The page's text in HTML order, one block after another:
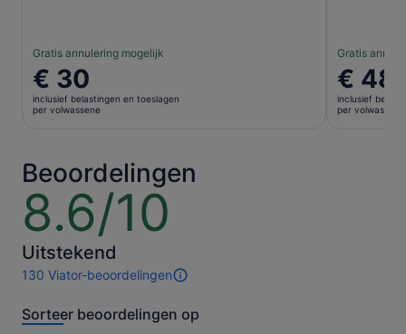
Gratis annulering mogelijk
De
prijs
is
volwassene
€ 30
inclusief belastingen en toeslagen
per volwassene
Gratis
De
prijs
is
€ 48
inclusief
per volwassene
Beoordelingen
8.6/10
8.6
van
10
Uitstekend
130 Viator-beoordelingen
130
van
Sorteer beoordelingen op